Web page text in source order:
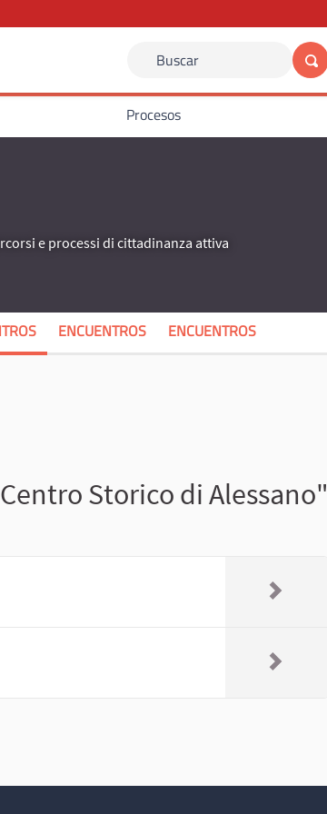
Buscar
Procesos
e processi di cittadinanza attiva
ENCUENTROS ENCUENTROS
Storico di Alessano"